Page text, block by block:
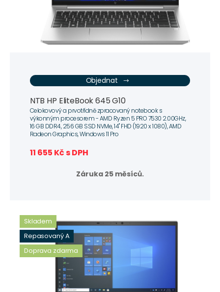
Objednat
NTB HP EliteBook 645 G10
Celokovový a prvotřídně zpracovaný notebook s
výkonným procesorem - AMD Ryzen 5 PRO 7530 2.00GHz,
16 GB DDR4, 256 GB SSD NVMe, 14" FHD (1920 x 1080), AMD
Radeon Graphics, Windows 11 Pro
11 655 Kč s DPH
Záruka 25 měsíců.
Skladem
Repasovaný A
Doprava zdarma